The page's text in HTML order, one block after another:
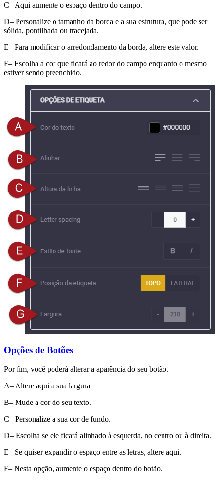
C– Aqui aumente o espaço dentro do campo.
D– Personalize o tamanho da borda e a sua estrutura, que pode ser
sólida, pontilhada ou tracejada.
E– Para modificar o arredondamento da borda, altere este valor.
F– Escolha a cor que ficará ao redor do campo enquanto o mesmo
estiver sendo preenchido.
Opções de Botões
Por fim, você poderá alterar a aparência do seu botão.
A– Altere aqui a sua largura.
B– Mude a cor do seu texto.
C– Personalize a sua cor de fundo.
D– Escolha se ele ficará alinhado à esquerda, no centro ou à direita.
E– Se quiser expandir o espaço entre as letras, altere aqui.
F– Nesta opção, aumente o espaço dentro do botão.